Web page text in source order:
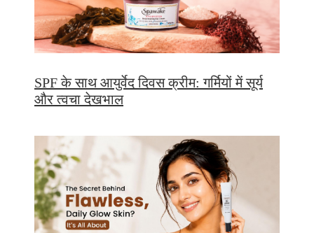
SPF के साथ आयुर्वेद दिवस क्रीम: गर्मियों में सूर्य
और त्वचा देखभाल